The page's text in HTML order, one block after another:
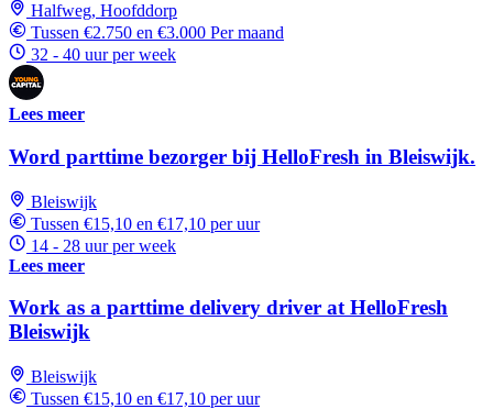
Halfweg, Hoofddorp
Tussen €2.750 en €3.000 Per maand
32 - 40 uur per week
Lees meer
Word parttime bezorger bij HelloFresh in Bleiswijk.
Bleiswijk
Tussen €15,10 en €17,10 per uur
14 - 28 uur per week
Lees meer
Work as a parttime delivery driver at HelloFresh
Bleiswijk
Bleiswijk
Tussen €15,10 en €17,10 per uur